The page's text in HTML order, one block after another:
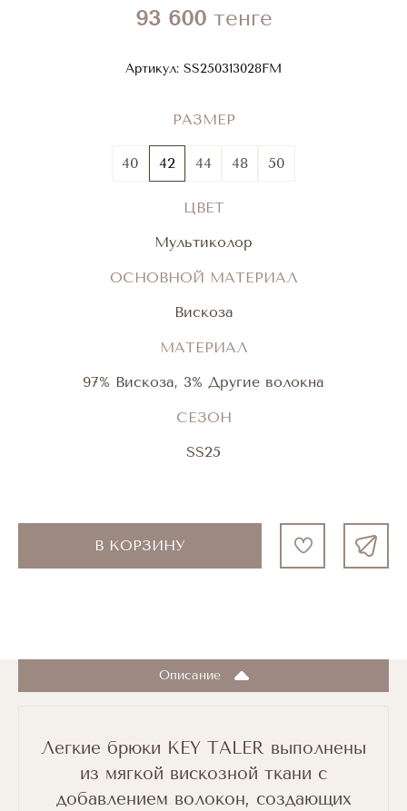
93 600 тенге
Артикул: SS250313028FM
РАЗМЕР
40 42 44 48 50
ЦВЕТ
Мультиколор
ОСНОВНОЙ МАТЕРИАЛ
Вискоза
МАТЕРИАЛ
97% Вискоза, 3% Другие волокна
СЕЗОН
SS25
В КОРЗИНУ
Описание
Легкие брюки KEY TALER выполнены
из мягкой вискозной ткани с
добавлением волокон, создающих